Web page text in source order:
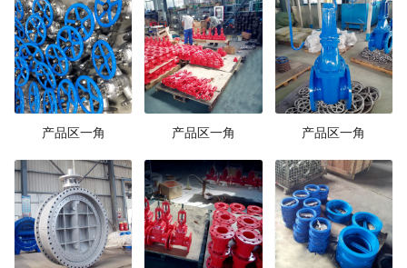
产品区一角 产品区一角 产品区一角